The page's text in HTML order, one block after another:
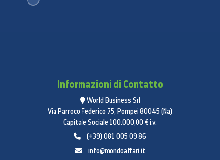
amico dell’ambiente.
Risoluzione
1366 x 768
Rapporto di contrasto dinamico
Informazioni di Contatto
World Business Srl
Via Parroco Federico 75, Pompei 80045 (Na)
Capitale Sociale 100.000,00 € i.v.
(+39) 081 005 09 86
info@mondoaffari.it